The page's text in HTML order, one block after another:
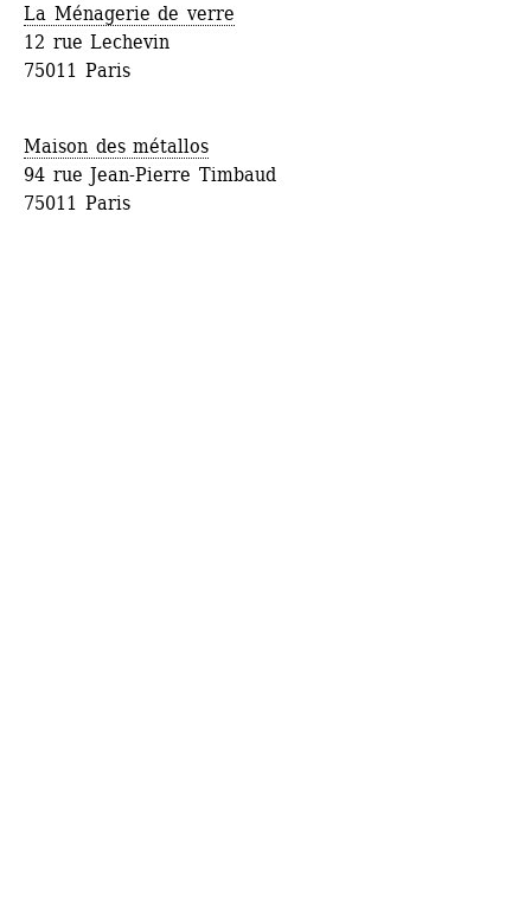
La Ménagerie de verre
12 rue Lechevin
75011 Paris
Maison des métallos
94 rue Jean-Pierre Timbaud
75011 Paris